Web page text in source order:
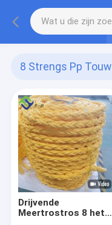
8 Strengs Pp Touw
Drijvende
Meertrostros 8 het